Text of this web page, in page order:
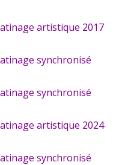
artistique 2017
synchronisé
synchronisé
artistique 2024
synchronisé